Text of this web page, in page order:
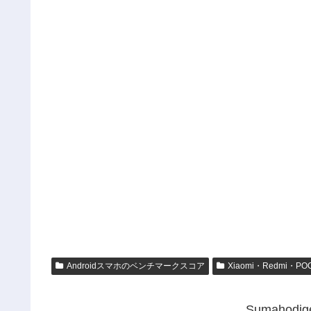
Androidスマホのベンチマークスコア Xiaomi・Redmi・